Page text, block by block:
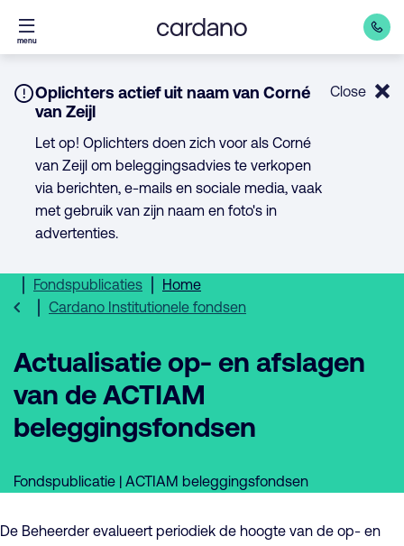
Direct
naar
menu
Notice:
Oplichters actief uit naam van Corné
van Zeijl
Let op! Oplichters doen zich voor als Corné
van Zeijl om beleggingsadvies te verkopen
via berichten, e-mails en sociale media, vaak
met gebruik van zijn naam en foto's in
advertenties.
Close
Home
Fondspublicaties
Cardano Institutionele fondsen
Actualisatie op- en afslagen
van de ACTIAM
beleggingsfondsen
Fondspublicatie | ACTIAM beleggingsfondsen
De Beheerder evalueert periodiek de hoogte van de op- en